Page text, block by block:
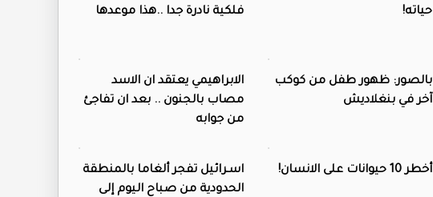
حياته!
فلكية نادرة جدا ..هذا موعدها
بالصور: ظهور طفل من كوكب
آخر في بنغلاديش
الابراهيمي يعتقد ان الاسد
مصاب بالجنون .. بعد ان تفاجئ
من جوابه
أخطر 10 حيوانات على الانسان!
اسـرائيل تفجر ألغاما بالمنطقة
الحدودية من صباح اليوم إلى